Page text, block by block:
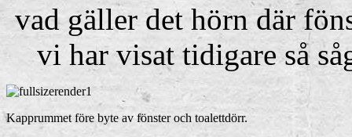
vad gäller det hörn där
vi har visat tidigare så
Kapprummet före byte av fönster och toalettdörr.